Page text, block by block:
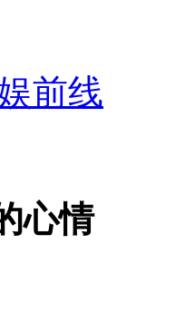
前线
心情